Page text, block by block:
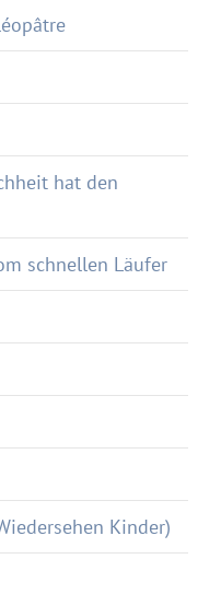
hat den
schnellen Läufer
Kinder)